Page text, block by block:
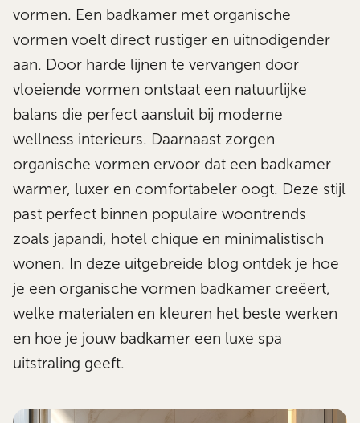
vormen. Een badkamer met organische
vormen voelt direct rustiger en uitnodigender
aan. Door harde lijnen te vervangen door
vloeiende vormen ontstaat een natuurlijke
balans die perfect aansluit bij moderne
wellness interieurs. Daarnaast zorgen
organische vormen ervoor dat een badkamer
warmer, luxer en comfortabeler oogt. Deze stijl
past perfect binnen populaire woontrends
zoals japandi, hotel chique en minimalistisch
wonen. In deze uitgebreide blog ontdek je hoe
je een organische vormen badkamer creëert,
welke materialen en kleuren het beste werken
en hoe je jouw badkamer een luxe spa
uitstraling geeft.